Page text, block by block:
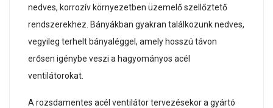
nedves, korrozív környezetben üzemelő szellőztető
rendszerekhez. Bányákban gyakran találkozunk nedves,
vegyileg terhelt bányaléggel, amely hosszú távon
erősen igénybe veszi a hagyományos acél
ventilátorokat.
A rozsdamentes acél ventilátor tervezésekor a gyártó